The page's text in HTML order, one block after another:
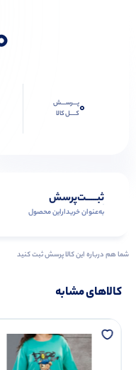
0پـــرســـش
کــــل کالا
ثبـــــت‌پرسش
به‌عنوان ‌خریدار‌این‌ محصول
شما هم درباره این کالا پرسش ثبت کنید
کالاهای مشابه